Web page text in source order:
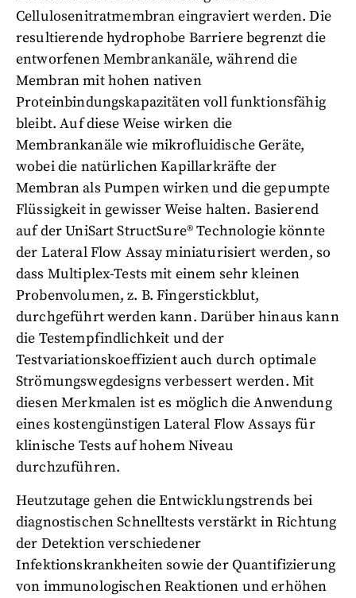
Cellulosenitratmembran eingraviert werden. Die
resultierende hydrophobe Barriere begrenzt die
entworfenen Membrankanäle, während die
Membran mit hohen nativen
Proteinbindungskapazitäten voll funktionsfähig
bleibt. Auf diese Weise wirken die
Membrankanäle wie mikrofluidische Geräte,
wobei die natürlichen Kapillarkräfte der
Membran als Pumpen wirken und die gepumpte
Flüssigkeit in gewisser Weise halten. Basierend
auf der UniSart StructSure® Technologie könnte
der Lateral Flow Assay miniaturisiert werden, so
dass Multiplex-Tests mit einem sehr kleinen
Probenvolumen, z. B. Fingerstickblut,
durchgeführt werden kann. Darüber hinaus kann
die Testempfindlichkeit und der
Testvariationskoeffizient auch durch optimale
Strömungswegdesigns verbessert werden. Mit
diesen Merkmalen ist es möglich die Anwendung
eines kostengünstigen Lateral Flow Assays für
klinische Tests auf hohem Niveau
durchzuführen.
Heutzutage gehen die Entwicklungstrends bei
diagnostischen Schnelltests verstärkt in Richtung
der Detektion verschiedener
Infektionskrankheiten sowie der Quantifizierung
von immunologischen Reaktionen und erhöhen